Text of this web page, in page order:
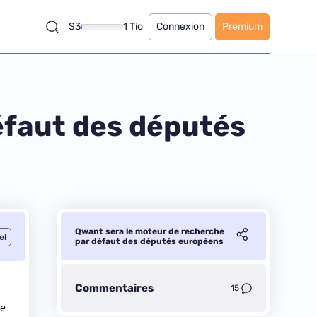
S3 1 Tio Connexion Premium
des députés
Qwant sera le moteur de recherche
par défaut des députés européens
Commentaires 15